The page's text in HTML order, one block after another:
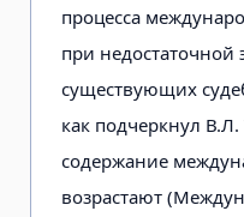
процесса
при недостаточной
существующих
как подчеркнул
содержание
возрастают